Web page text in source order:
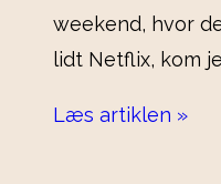
weekend, hvor
lidt Netflix, kom
Læs artiklen »